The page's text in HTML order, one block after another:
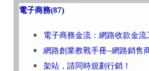
電子商務(87)
電子商務金流：網路收款金
網路創業教戰手冊--網路銷售
架站，請同時規劃行銷！